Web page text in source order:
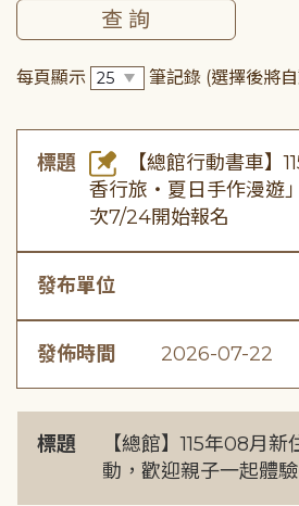
每頁顯示 筆記錄 (選擇後將
標題
【總館行動書車】
香行旅・夏日手作漫遊
次7/24開始報名
發布單位
發佈時間 2026-07-22
標題
【總館】115年08月
動，歡迎親子一起體